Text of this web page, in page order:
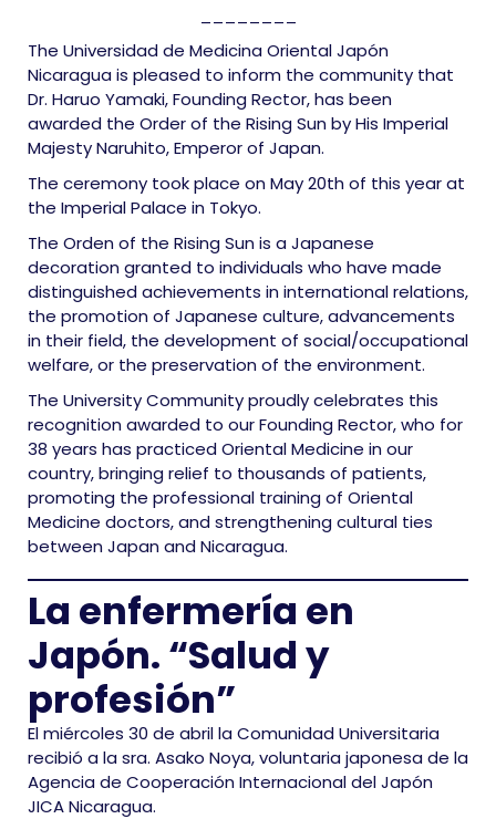
The Universidad de Medicina Oriental Japón
Nicaragua is pleased to inform the community that
Dr. Haruo Yamaki, Founding Rector, has been
awarded the Order of the Rising Sun by His Imperial
Majesty Naruhito, Emperor of Japan.
The ceremony took place on May 20th of this year at
the Imperial Palace in Tokyo.
The Orden of the Rising Sun is a Japanese
decoration granted to individuals who have made
distinguished achievements in international relations,
the promotion of Japanese culture, advancements
in their field, the development of social/occupational
welfare, or the preservation of the environment.
The University Community proudly celebrates this
recognition awarded to our Founding Rector, who for
38 years has practiced Oriental Medicine in our
country, bringing relief to thousands of patients,
promoting the professional training of Oriental
Medicine doctors, and strengthening cultural ties
between Japan and Nicaragua.
La enfermería en
Japón. “Salud y
profesión”
El miércoles 30 de abril la Comunidad Universitaria
recibió a la sra. Asako Noya, voluntaria japonesa de la
Agencia de Cooperación Internacional del Japón
JICA Nicaragua.